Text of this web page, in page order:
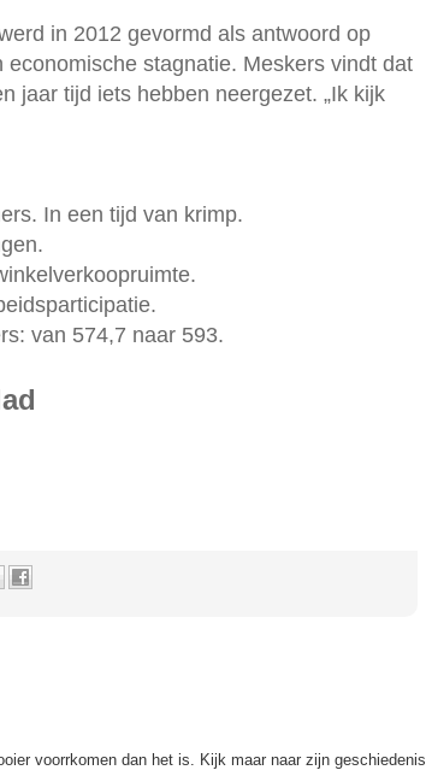
in 2012 gevormd als antwoord op
stagnatie. Meskers vindt dat
jaar tijd iets hebben neergezet. „Ik kijk
In een tijd van krimp.
van 574,7 naar 593.
voorrkomen dan het is. Kijk maar naar zijn geschiedenis.